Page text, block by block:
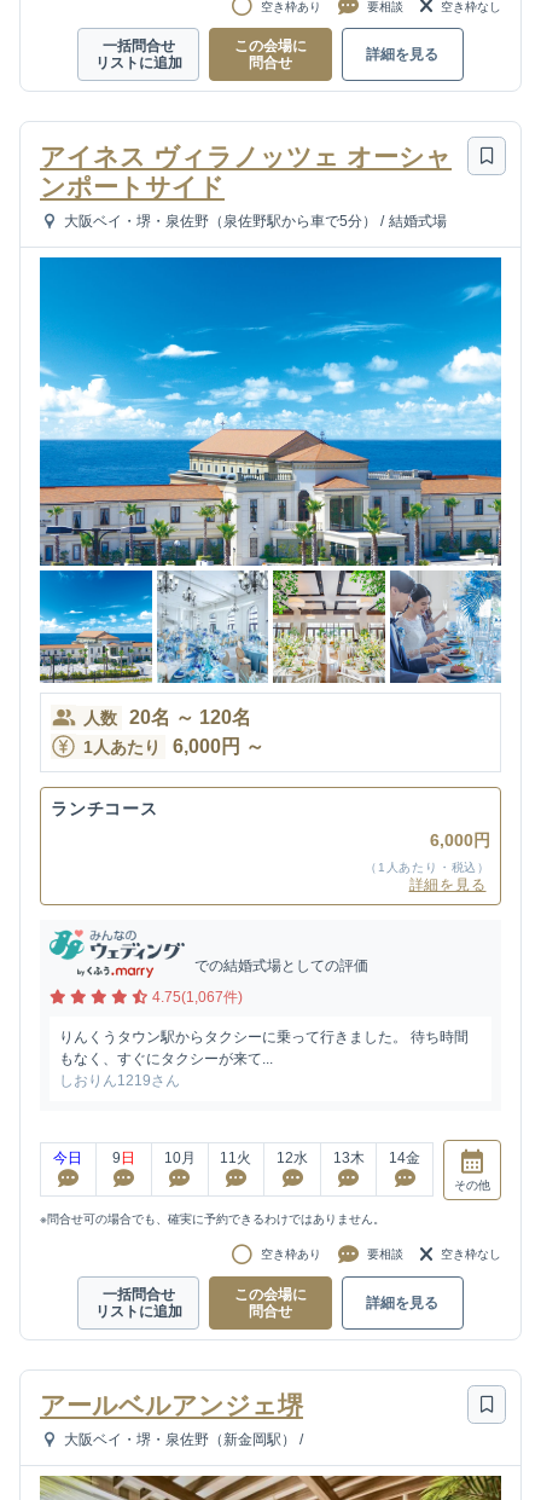
空き枠あり 要相談 空き枠なし
一括問合せ
リストに追加
この会場に
問合せ
詳細を見る
アイネス ヴィラノッツェ オーシャ
ンポートサイド
大阪ベイ・堺・泉佐野（泉佐野駅から車で5分） / 結婚式場
人数 20名 ～ 120名
1人あたり 6,000円 ～
ランチコース
6,000円
（1人あたり・税込）
詳細を見る
での結婚式場としての評価
4.75(1,067件)
りんくうタウン駅からタクシーに乗って行きました。 待ち時間
もなく、すぐにタクシーが来て...
しおりん1219さん
今日 9 日 10月 11火 12水 13木 14金
その他
※問合せ可の場合でも、確実に予約できるわけではありません。
空き枠あり 要相談 空き枠なし
一括問合せ
リストに追加
この会場に
問合せ
詳細を見る
アールベルアンジェ堺
大阪ベイ・堺・泉佐野（新金岡駅） /